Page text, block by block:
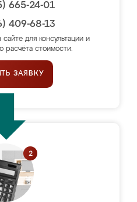
665-24-01
409-68-13
сайте для консультации и
расчёта стоимости.
ЗАЯВКУ